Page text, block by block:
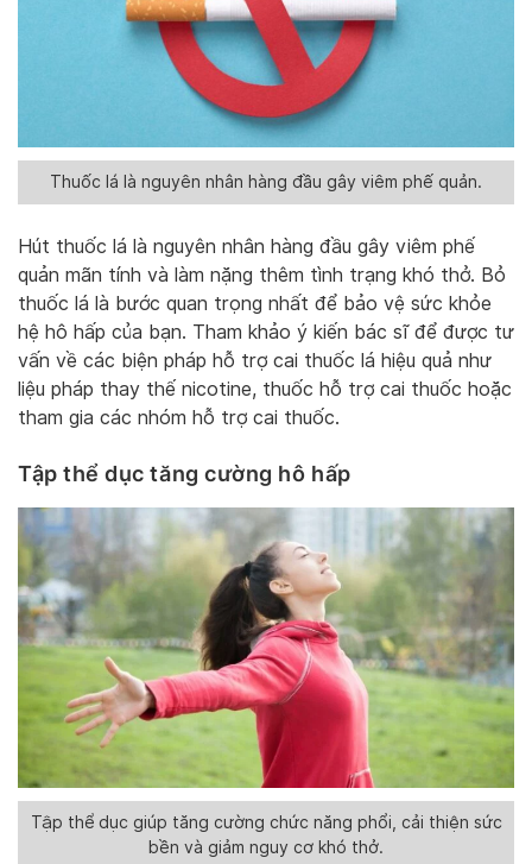
Thuốc lá là nguyên nhân hàng đầu gây viêm phế quản.
Hút thuốc lá là nguyên nhân hàng đầu gây viêm phế
quản mãn tính và làm nặng thêm tình trạng khó thở. Bỏ
thuốc lá là bước quan trọng nhất để bảo vệ sức khỏe
hệ hô hấp của bạn. Tham khảo ý kiến bác sĩ để được tư
vấn về các biện pháp hỗ trợ cai thuốc lá hiệu quả như
liệu pháp thay thế nicotine, thuốc hỗ trợ cai thuốc hoặc
tham gia các nhóm hỗ trợ cai thuốc.
Tập thể dục tăng cường hô hấp
Tập thể dục giúp tăng cường chức năng phổi, cải thiện sức
bền và giảm nguy cơ khó thở.